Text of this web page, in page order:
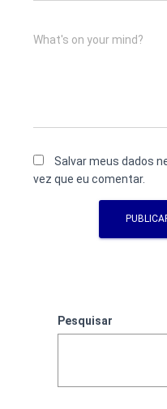
What's on your mind?
Salvar meus dados
vez que eu comentar.
Pesquisar